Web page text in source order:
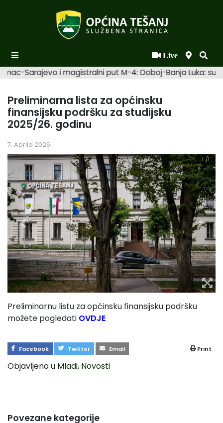
Live
Podaci o Općini
Biznis
Općinski načelnik
Općinsko vijeće
Uprava
Sarajevo i magistralni put M-4: Doboj-Banja Luka:
Povezane kategorije
Preliminarna lista za općinsku
finansijsku podršku za studijsku
2025/26. godinu
7. Aprila 2026.
1 /1
Preliminarnu listu za općinsku finansijsku podršku
možete pogledati OVDJE
Facebook Twitter Email Print
Objavljeno u Mladi, Novosti